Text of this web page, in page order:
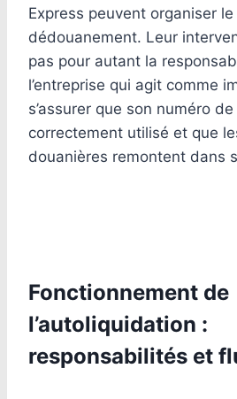
Express peuvent organiser
dédouanement. Leur
pas pour autant la
l’entreprise qui agit comme
s’assurer que son numéro
correctement utilisé et que
douanières remontent dans
Fonctionnement de
l’autoliquidation :
responsabilités et